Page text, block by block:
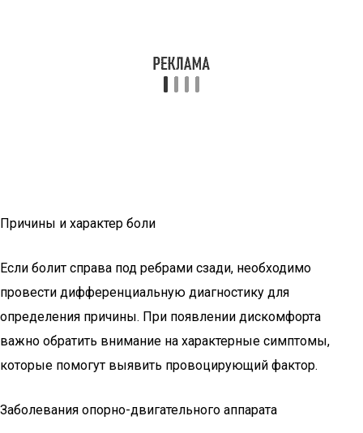
Причины и характер боли
Если болит справа под ребрами сзади, необходимо
провести дифференциальную диагностику для
определения причины. При появлении дискомфорта
важно обратить внимание на характерные симптомы,
которые помогут выявить провоцирующий фактор.
Заболевания опорно-двигательного аппарата